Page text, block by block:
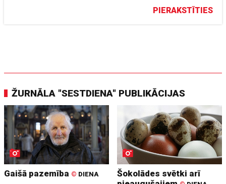
PIERAKSTĪTIES
ŽURNĀLA "SESTDIENA" PUBLIKĀCIJAS
Gaišā pazemība © DIENA
Šokolādes svētki arī